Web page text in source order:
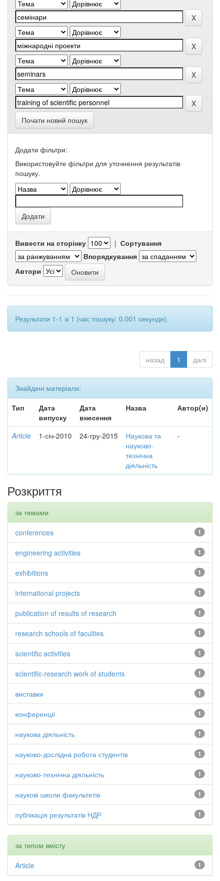
Почати новий пошук
Додати фільтри:
Використовуйте фільтри для уточнення результатів
пошуку.
Вивести на сторінку | Сортування
Впорядкування
Автори
Результати 1-1 зі 1 (час пошуку: 0.001 секунди).
назад 1 далі
Знайдені матеріали:
Тип
Дата
випуску
Дата
внесення
Назва Автор(и)
Article 1-січ-2010 24-гру-2015
Наукова та
науково-
технічна
діяльність
-
Розкриття
за темами
1
conferences
1
engineering activities
1
exhibitions
1
international projects
1
publication of results of research
1
research schools of faculties
1
scientific activities
1
scientific-research work of students
1
виставки
1
конференції
1
наукова діяльність
1
науково-дослідна робота студентів
1
науково-технічна діяльність
1
наукові школи факультетів
1
публікація результатів НДР
за типом вмісту
1
Article